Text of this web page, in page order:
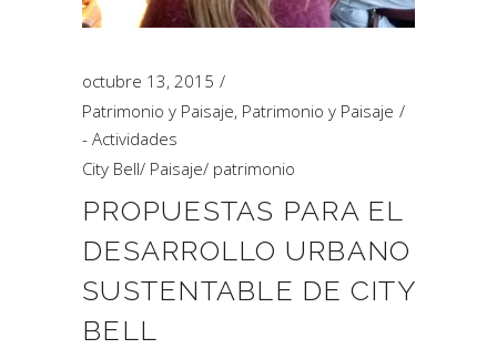
octubre 13, 2015
Patrimonio y Paisaje, Patrimonio y Paisaje
- Actividades
City Bell/ Paisaje/ patrimonio
PROPUESTAS PARA EL
DESARROLLO URBANO
SUSTENTABLE DE CITY
BELL